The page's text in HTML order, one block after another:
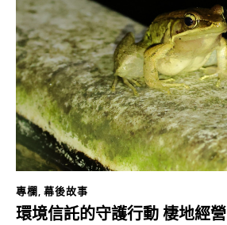
專欄,幕後故事
環境信託的守護行動 棲地經